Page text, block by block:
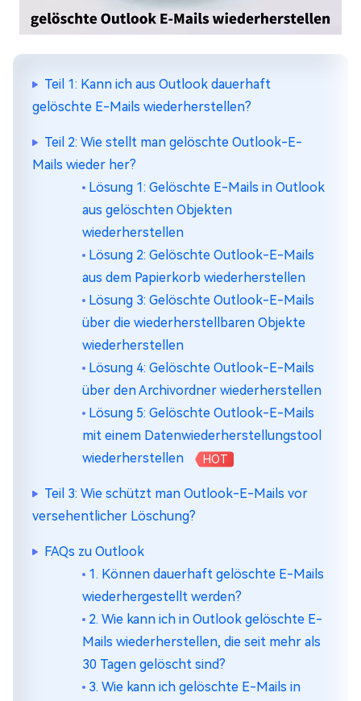
Teil 1: Kann ich aus Outlook dauerhaft
gelöschte E-Mails wiederherstellen?
Teil 2: Wie stellt man gelöschte Outlook-E-
Mails wieder her?
Lösung 1: Gelöschte E-Mails in Outlook
aus gelöschten Objekten
wiederherstellen
Lösung 2: Gelöschte Outlook-E-Mails
aus dem Papierkorb wiederherstellen
Lösung 3: Gelöschte Outlook-E-Mails
über die wiederherstellbaren Objekte
wiederherstellen
Lösung 4: Gelöschte Outlook-E-Mails
über den Archivordner wiederherstellen
Lösung 5: Gelöschte Outlook-E-Mails
mit einem Datenwiederherstellungstool
wiederherstellen
HOT
Teil 3: Wie schützt man Outlook-E-Mails vor
versehentlicher Löschung?
FAQs zu Outlook
1. Können dauerhaft gelöschte E-Mails
wiederhergestellt werden?
2. Wie kann ich in Outlook gelöschte E-
Mails wiederherstellen, die seit mehr als
30 Tagen gelöscht sind?
3. Wie kann ich gelöschte E-Mails in